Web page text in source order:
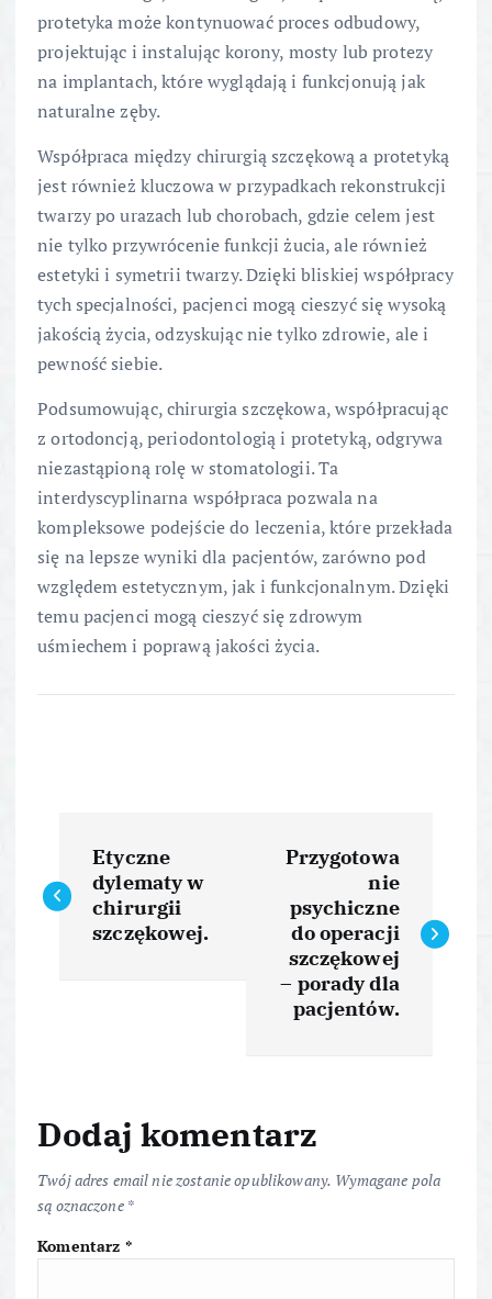
protetyka może kontynuować proces odbudowy,
projektując i instalując korony, mosty lub protezy
na implantach, które wyglądają i funkcjonują jak
naturalne zęby.
Współpraca między chirurgią szczękową a protetyką
jest również kluczowa w przypadkach rekonstrukcji
twarzy po urazach lub chorobach, gdzie celem jest
nie tylko przywrócenie funkcji żucia, ale również
estetyki i symetrii twarzy. Dzięki bliskiej współpracy
tych specjalności, pacjenci mogą cieszyć się wysoką
jakością życia, odzyskując nie tylko zdrowie, ale i
pewność siebie.
Podsumowując, chirurgia szczękowa, współpracując
z ortodoncją, periodontologią i protetyką, odgrywa
niezastąpioną rolę w stomatologii. Ta
interdyscyplinarna współpraca pozwala na
kompleksowe podejście do leczenia, które przekłada
się na lepsze wyniki dla pacjentów, zarówno pod
względem estetycznym, jak i funkcjonalnym. Dzięki
temu pacjenci mogą cieszyć się zdrowym
uśmiechem i poprawą jakości życia.
a
c
j
a
Etyczne
dylematy w
chirurgii
szczękowej.
Przygotowa
nie
psychiczne
do operacji
szczękowej
– porady dla
pacjentów.
Dodaj komentarz
Twój adres email nie zostanie opublikowany. Wymagane pola
są oznaczone *
Komentarz *